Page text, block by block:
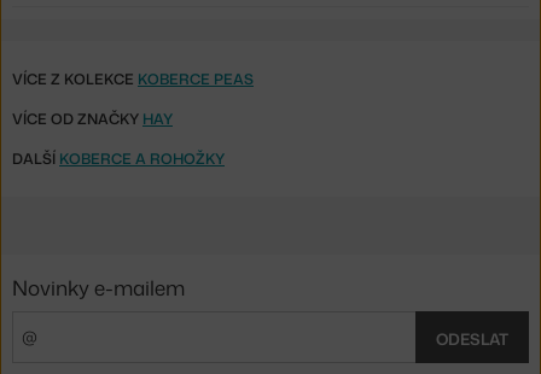
VÍCE Z KOLEKCE KOBERCE PEAS
VÍCE OD ZNAČKY HAY
DALŠÍ KOBERCE A ROHOŽKY
Novinky e-mailem
ODESLAT